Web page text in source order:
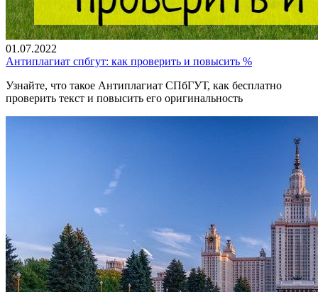
01.07.2022
Антиплагиат спбгут: как проверить и повысить %
Узнайте, что такое Антиплагиат СПбГУТ, как бесплатно
проверить текст и повысить его оригинальность